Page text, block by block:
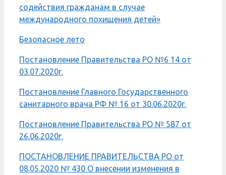
содействия гражданам в случае
международного похищения детей»
Безопасное лето
Постановление Правительства РО №6 14 от
03.07.2020г.
Постановление Главного Государственного
санитарного врача РФ № 16 от 30.06.2020г.
Постановление Правительства РО № 587 от
26.06.2020г.
ПОСТАНОВЛЕНИЕ ПРАВИТЕЛЬСТВА РO от
08.05.2020 № 430 О внесении изменения в